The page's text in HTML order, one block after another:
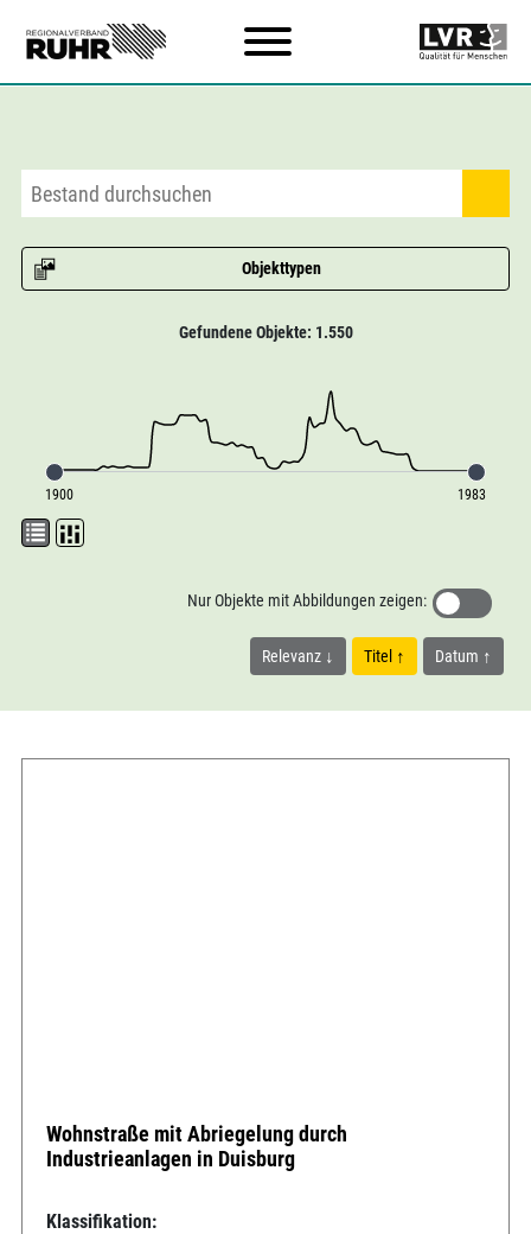
Objekttypen
Gefundene Objekte: 1.550
1900 1983
Relevanz Titel Datum
Nur Objekte mit Abbildungen zeigen:
Wohnstraße mit Abriegelung durch
Industrieanlagen in Duisburg
Klassifikation: